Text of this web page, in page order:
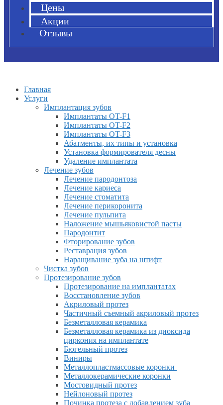
Цены
Акции
Отзывы
Главная
Услуги
Имплантация зубов
Имплантаты OT-F1
Имплантаты OT-F2
Имплантаты OT-F3
Абатменты, их типы и установка
Установка формирователя десны
Удаление имплантата
Лечение зубов
Лечение пародонтоза
Лечение кариеса
Лечение стоматита
Лечение перикоронита
Лечение пульпита
Наложение мышьяковистой пасты
Пародонтит
Фторирование зубов
Реставрация зубов
Наращивание зуба на штифт
Чистка зубов
Протезирование зубов
Протезирование на имплантатах
Восстановление зубов
Акриловый протез
Частичный съемный акриловый протез
Безметалловая керамика
Безметалловая керамика из диоксида
циркония на имплантате
Бюгельный протез
Виниры
Металлопластмассовые коронки
Металлокерамические коронки
Мостовидный протез
Нейлоновый протез
Починка протеза с добавлением зуба